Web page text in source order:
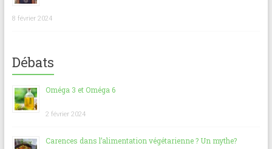
8 février 2024
Débats
Oméga 3 et Oméga 6
2 février 2024
Carences dans l’alimentation végétarienne ? Un mythe?